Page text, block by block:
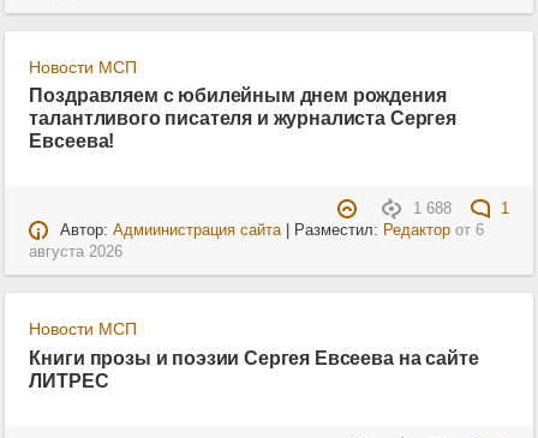
Новости МСП
Поздравляем с юбилейным днем рождения
талантливого писателя и журналиста Сергея
Евсеева!
1 688
1
Автор: Адмиинистрация сайта| Разместил: Редакторот 6
августа 2026
Новости МСП
Книги прозы и поэзии Сергея Евсеева на сайте
ЛИТРЕС